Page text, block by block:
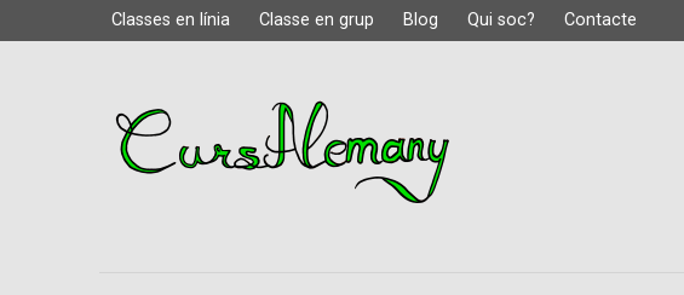
Classes en línia Classe en grup Blog Qui soc? Contacte